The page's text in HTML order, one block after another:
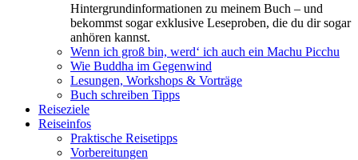
Hintergrundinformationen zu meinem Buch – und
bekommst sogar exklusive Leseproben, die du dir sogar
anhören kannst.
Wenn ich groß bin, werd‘ ich auch ein Machu Picchu
Wie Buddha im Gegenwind
Lesungen, Workshops & Vorträge
Buch schreiben Tipps
Reiseziele
Reiseinfos
Praktische Reisetipps
Vorbereitungen